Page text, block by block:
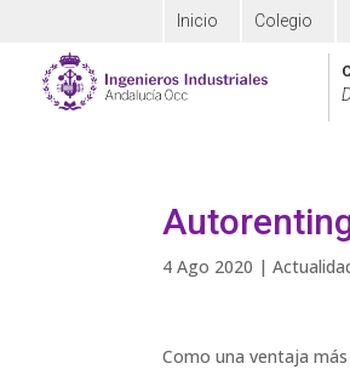
Inicio Colegio
4 Ago 2020 |
Como una ventaja